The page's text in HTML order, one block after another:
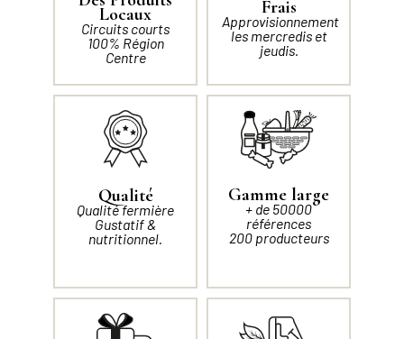
Locaux
Circuits courts
100% Région
Centre
Frais
Approvisionnement
les mercredis et
jeudis.
Qualité
Qualité fermière
Gustatif &
nutritionnel.
Gamme large
+ de 50000
références
200 producteurs